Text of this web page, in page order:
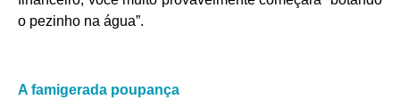
o pezinho na água”.
A famigerada poupança